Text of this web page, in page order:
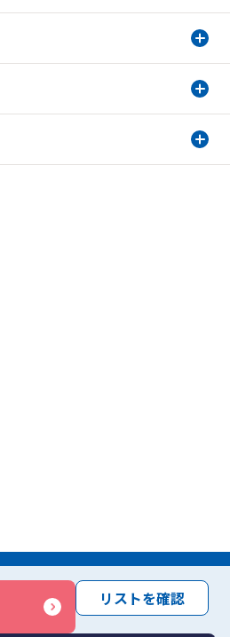
リストを確認
免責事項 サービス利用規約
に対する基本方針 お問い合わせ